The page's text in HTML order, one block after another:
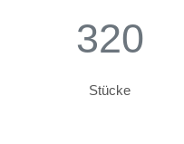
320
Stücke